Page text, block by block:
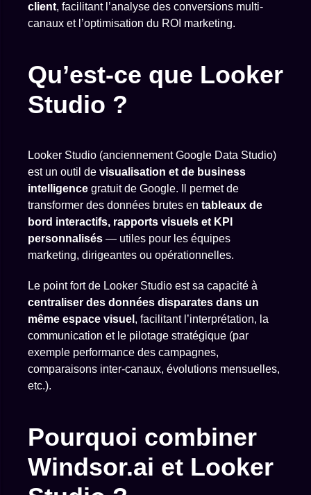
client, facilitant l’analyse des conversions multi-
canaux et l’optimisation du ROI marketing.
Qu’est-ce que Looker
Studio ?
Looker Studio (anciennement Google Data Studio)
est un outil de visualisation et de business
intelligence gratuit de Google. Il permet de
transformer des données brutes en tableaux de
bord interactifs, rapports visuels et KPI
personnalisés — utiles pour les équipes
marketing, dirigeantes ou opérationnelles.
Le point fort de Looker Studio est sa capacité à
centraliser des données disparates dans un
même espace visuel , facilitant l’interprétation, la
communication et le pilotage stratégique (par
exemple performance des campagnes,
comparaisons inter-canaux, évolutions mensuelles,
etc.).
Pourquoi combiner
Windsor.ai et Looker